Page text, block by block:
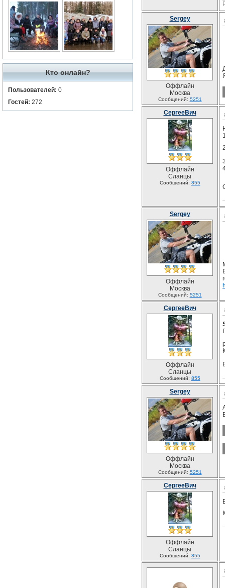
Кто онлайн?
Пользователей: 0
Гостей: 272
Sergey
Оффлайн
Москва
Сообщений: 5251
СергееВич
Оффлайн
Сланцы
Сообщений: 855
Sergey
Оффлайн
Москва
Сообщений: 5251
СергееВич
Оффлайн
Сланцы
Сообщений: 855
Sergey
Оффлайн
Москва
Сообщений: 5251
СергееВич
Оффлайн
Сланцы
Сообщений: 855